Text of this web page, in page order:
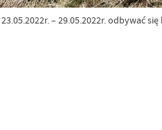
– 29.05.2022r. odbywać się